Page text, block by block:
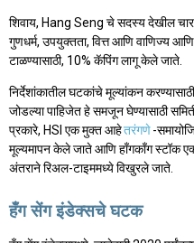
शिवाय, Hang Seng चे सदस्य देखील चार
गुणधर्म, उपयुक्तता, वित्त आणि वाणिज्य
टाळण्यासाठी, 10% कॅपिंग लागू केले जाते.
निर्देशांकातील घटकांचे मूल्यांकन
जोडल्या पाहिजेत हे समजून घेण्यासाठी
प्रकारे, HSI एक मुक्त आहेतरंगणे-
मूल्यमापन केले जाते आणि हाँगकाँग स्टॉक
अंतराने रिअल-टाइममध्ये विखुरले जाते.
हँग सेंग इंडेक्सचे घटक